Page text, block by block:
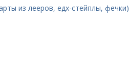
из лееров, едх-стейплы, фечки)